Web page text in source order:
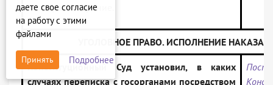
рассмотрение.
УГОЛОВНОЕ ПРАВО. ИСПОЛНЕНИЕ
Конституционный Суд установил, в каких
случаях переписка с госорганами посредством
даете свое согласие
на работу с этими
файлами
Принять Подробнее